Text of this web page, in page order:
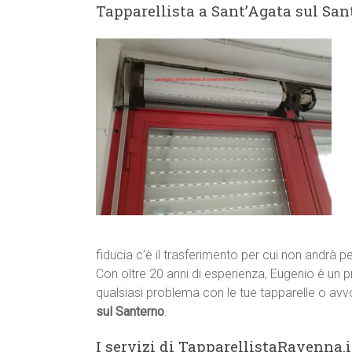
Tapparellista a Sant’Agata sul
fiducia c’è il trasferimento per cui non andrà
Con oltre 20 anni di esperienza, Eugenio è
qualsiasi problema con le tue tapparelle o
sul Santerno.
I servizi di